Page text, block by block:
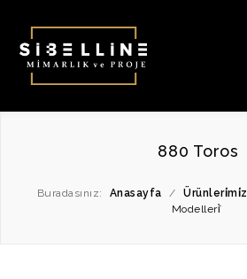
880 Toros
Buradasınız: Anasayfa / Ürünleri̇mi̇z
Modelleri̇̇